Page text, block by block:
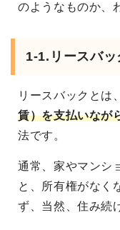
のようなものか、
1-1.リースバッ
リースバックとは、
賃）を支払いなが
法です。
通常、家やマンシ
と、所有権がなく
ず、当然、住み続